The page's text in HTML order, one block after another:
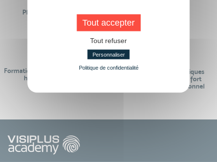
Plus de 50 formations
Des intervenants
Formations réalisables pendant ou
hors temps de travail
Des contenus pédagogiques
« de pointe » et en lien fort
avec le monde professionnel
Tout accepter
Tout refuser
Personnaliser
Politique de confidentialité